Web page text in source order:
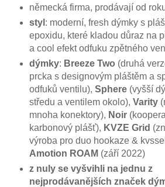
německá firma, prodávají od
styl : moderní, fresh dýmky s
epoxidu, které kladou důraz na
a cool efekt odfuku zpětného
dýmky: Breeze Two (druhá
prcka s designovým pláštěm a
odfuků ventilu), Sphere(vyšší
středu a ventilem okolo), Varity
mnoha konektory), Noir
karbonový plášť), KVZE Grid
výroba pro duo hookaze &
Amotion ROAM (září 2022)
z nuly se vyšvihli na jednu z
nejprodávanějších značek